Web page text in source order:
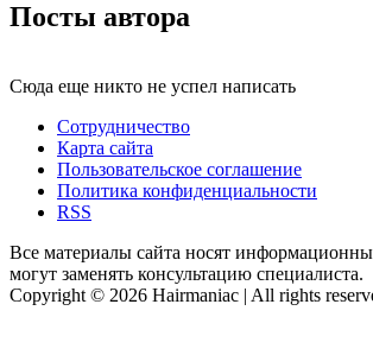
Посты автора
Сюда еще никто не успел написать
Сотрудничество
Карта сайта
Пользовательское соглашение
Политика конфиденциальности
RSS
Все материалы сайта носят
могут заменять консультацию специалиста.
Copyright © 2026 Hairmaniac | All rights